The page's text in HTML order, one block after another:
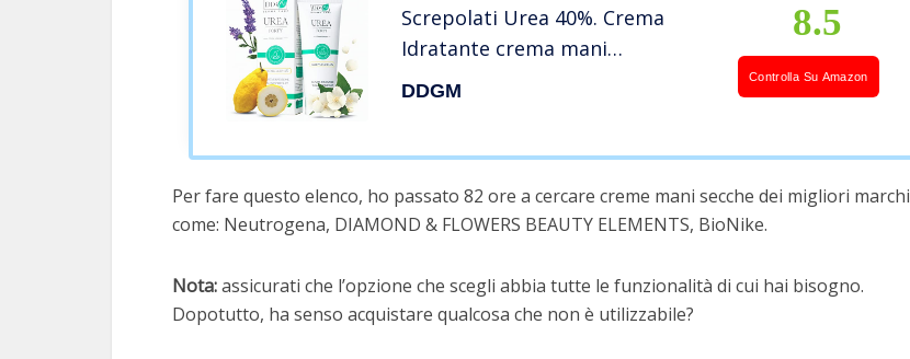
Screpolati Urea 40%. Crema
Idratante crema mani
rigenerante per calli, duroni,
DDGM
8.5
Controlla Su Amazon
Per fare questo elenco, ho passato 82 ore a cercare creme mani secche dei migliori marchi
come: Neutrogena, DIAMOND & FLOWERS BEAUTY ELEMENTS, BioNike.
Nota:assicurati che l’opzione che scegli abbia tutte le funzionalità di cui hai bisogno.
Dopotutto, ha senso acquistare qualcosa che non è utilizzabile?